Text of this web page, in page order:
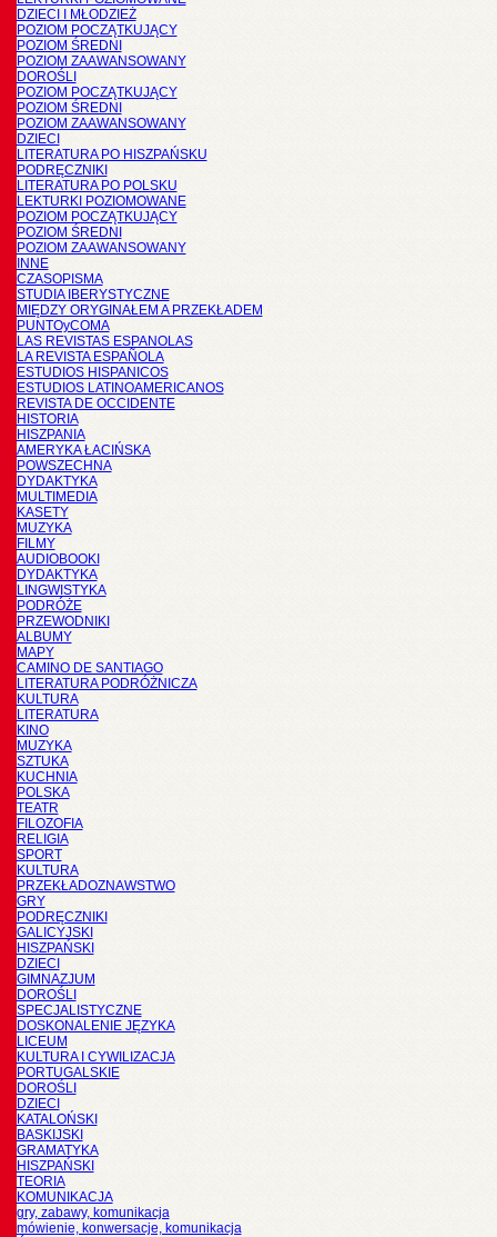
DZIECI I MŁODZIEŻ
POZIOM POCZĄTKUJĄCY
POZIOM ŚREDNI
POZIOM ZAAWANSOWANY
DOROŚLI
POZIOM POCZĄTKUJĄCY
POZIOM ŚREDNI
POZIOM ZAAWANSOWANY
DZIECI
LITERATURA PO HISZPAŃSKU
PODRĘCZNIKI
LITERATURA PO POLSKU
LEKTURKI POZIOMOWANE
POZIOM POCZĄTKUJĄCY
POZIOM ŚREDNI
POZIOM ZAAWANSOWANY
INNE
CZASOPISMA
STUDIA IBERYSTYCZNE
MIĘDZY ORYGINAŁEM A PRZEKŁADEM
PUNTOyCOMA
LAS REVISTAS ESPANOLAS
LA REVISTA ESPAÑOLA
ESTUDIOS HISPANICOS
ESTUDIOS LATINOAMERICANOS
REVISTA DE OCCIDENTE
HISTORIA
HISZPANIA
AMERYKA ŁACIŃSKA
POWSZECHNA
DYDAKTYKA
MULTIMEDIA
KASETY
MUZYKA
FILMY
AUDIOBOOKI
DYDAKTYKA
LINGWISTYKA
PODRÓŻE
PRZEWODNIKI
ALBUMY
MAPY
CAMINO DE SANTIAGO
LITERATURA PODRÓŻNICZA
KULTURA
LITERATURA
KINO
MUZYKA
SZTUKA
KUCHNIA
POLSKA
TEATR
FILOZOFIA
RELIGIA
SPORT
KULTURA
PRZEKŁADOZNAWSTWO
GRY
PODRĘCZNIKI
GALICYJSKI
HISZPAŃSKI
DZIECI
GIMNAZJUM
DOROŚLI
SPECJALISTYCZNE
DOSKONALENIE JĘZYKA
LICEUM
KULTURA I CYWILIZACJA
PORTUGALSKIE
DOROŚLI
DZIECI
KATALOŃSKI
BASKIJSKI
GRAMATYKA
HISZPAŃSKI
TEORIA
KOMUNIKACJA
gry, zabawy, komunikacja
mówienie, konwersacje, komunikacja